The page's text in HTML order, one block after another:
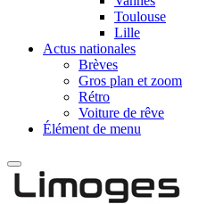
Toulouse
Lille
Actus nationales
Brèves
Gros plan et zoom
Rétro
Voiture de rêve
Élément de menu